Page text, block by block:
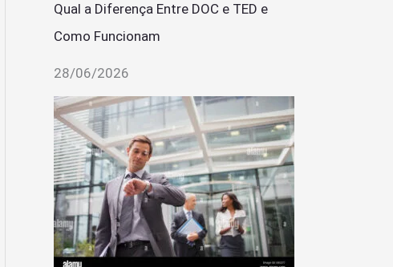
Qual a Diferença Entre DOC e TED e
Como Funcionam
28/06/2026